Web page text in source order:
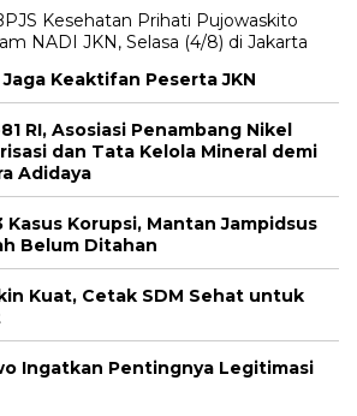
Jaga Keaktifan Peserta JKN
RI, Asosiasi Penambang Nikel
dan Tata Kelola Mineral demi
Adidaya
Kasus Korupsi, Mantan Jampidsus
Belum Ditahan
Kuat, Cetak SDM Sehat untuk
Ingatkan Pentingnya Legitimasi